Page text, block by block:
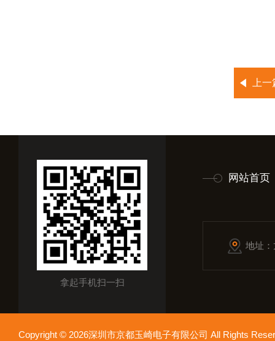
上
拿起手机扫一扫
网站首页
地址
Copyright © 2026深圳市京都玉崎电子有限公司 All Rights